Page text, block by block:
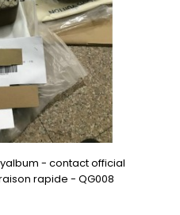
- contact official
rapide - QG008